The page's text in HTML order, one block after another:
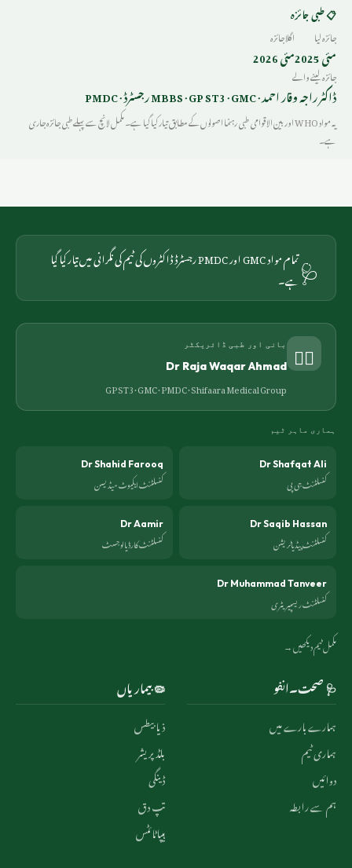
📋 طبی جائزہ
جائزہ لیا
مئی 2025
اگلا جائزہ
مئی 2026
جائزہ لینے والے
ڈاکٹر راجہ وقار احمد · MBBS · GP ST3 · GMC رجسٹرڈ · PMDC
یہ مواد WHO اور بین الاقوامی طبی رہنما اصولوں کے مطابق تیار کیا گیا ہے۔ مکمل لانچ سے پہلے طبی جائزہ جاری
ہے۔
🩺
تمام مواد GMC اور PMDC رجسٹرڈ ڈاکٹروں کی ٹیم کی نگرانی میں تیار کیا گیا
ہے۔
👨‍⚕️ بانی اور طبی ڈائریکٹر
Dr Raja Waqar Ahmad
GP ST3 · GMC · PMDC ·Shifaara Medical Group
ہماری ماہر ٹیم
Dr Shafqat Ali
کنسلٹنٹ جی پی
Dr Shahid Farooq
کنسلٹنٹ ایکیوٹ میڈیسن
Dr Saqib Hassan
کنسلٹنٹ پیڈیاٹریشن
Dr Aamir
کنسلٹنٹ کارڈیالوجسٹ
Dr Muhammad Tanveer
کنسلٹنٹ ریسپیریٹری
مکمل ٹیم دیکھیں →
🩺 صحت۔انفو
ہمارے بارے میں
ہماری ٹیم
دوائیں
ہم سے رابطہ
🦠 بیماریاں
ذیابیطس
بلڈ پریشر
ڈینگی
تپ دق
ہیپاٹائٹس